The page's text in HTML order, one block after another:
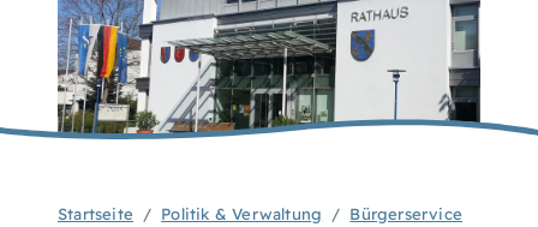
Startseite Politik & Verwaltung
Bürgerservice